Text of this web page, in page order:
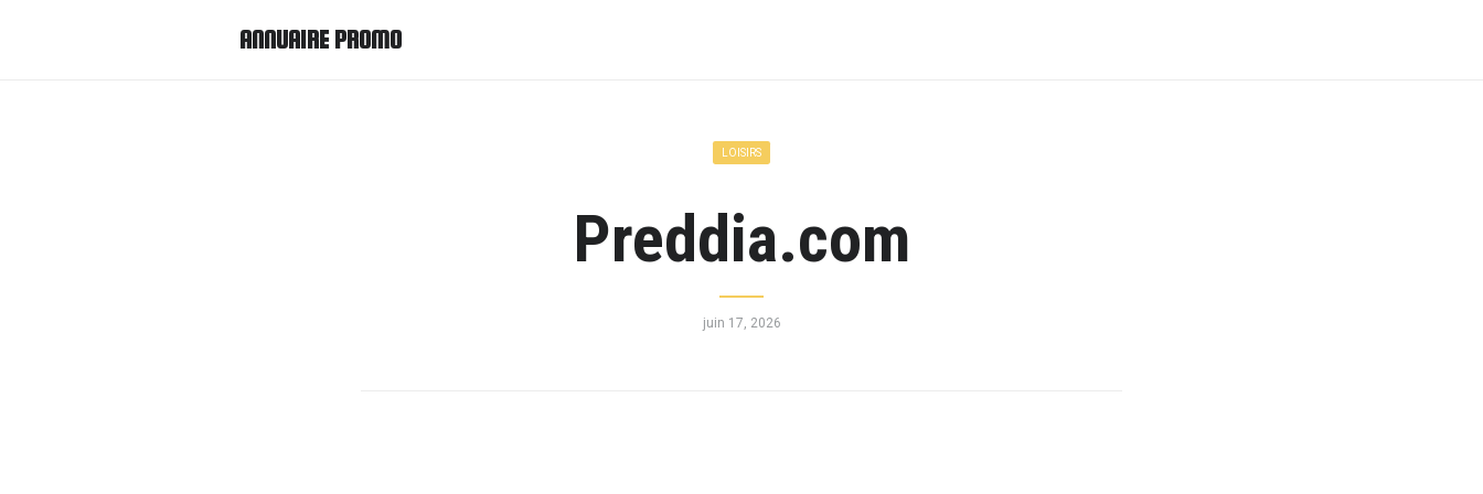
ANNUAIRE PROMO
LOISIRS
Preddia.com
juin 17, 2026